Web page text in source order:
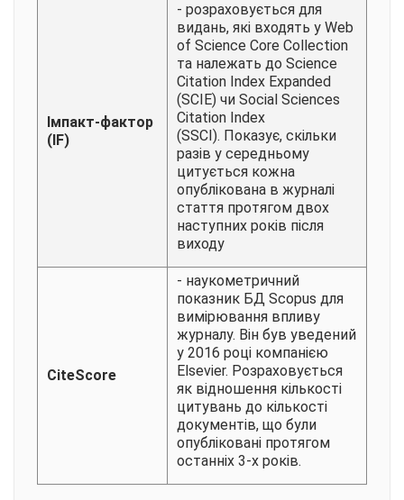
Імпакт-фактор
(IF)
- розраховується для
видань, які входять у Web
of Science Core Collection
та належать до Science
Citation Index Expanded
(SCIE) чи Social Sciences
Citation Index
(SSCI). Показує, скільки
разів у середньому
цитується кожна
опублікована в журналі
стаття протягом двох
наступних років після
виходу
CiteScore
- наукометричний
показник БД Scopus для
вимірювання впливу
журналу. Він був уведений
у 2016 році компанією
Elsevier. Розраховується
як відношення кількості
цитувань до кількості
документів, що були
опубліковані протягом
останніх 3-х років.